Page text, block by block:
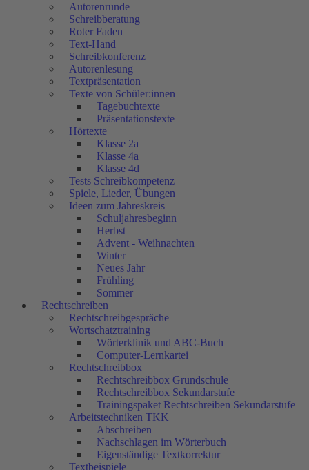
Autorenrunde
Schreibberatung
Roter Faden
Text-Hand
Schreibkonferenz
Autorenlesung
Textpräsentation
Texte von Schüler:innen
Tagebuchtexte
Präsentationstexte
Hörtexte
Klasse 2a
Klasse 4a
Klasse 4d
Tests Schreibkompetenz
Spiele, Lieder, Übungen
Ideen zum Jahreskreis
Schuljahresbeginn
Herbst
Advent - Weihnachten
Winter
Neues Jahr
Frühling
Sommer
Rechtschreiben
Rechtschreibgespräche
Wortschatztraining
Wörterklinik und ABC-Buch
Computer-Lernkartei
Rechtschreibbox
Rechtschreibbox Grundschule
Rechtschreibbox Sekundarstufe
Trainingspaket Rechtschreiben Sekundarstufe
Arbeitstechniken TKK
Abschreiben
Nachschlagen im Wörterbuch
Eigenständige Textkorrektur
Textbeispiele